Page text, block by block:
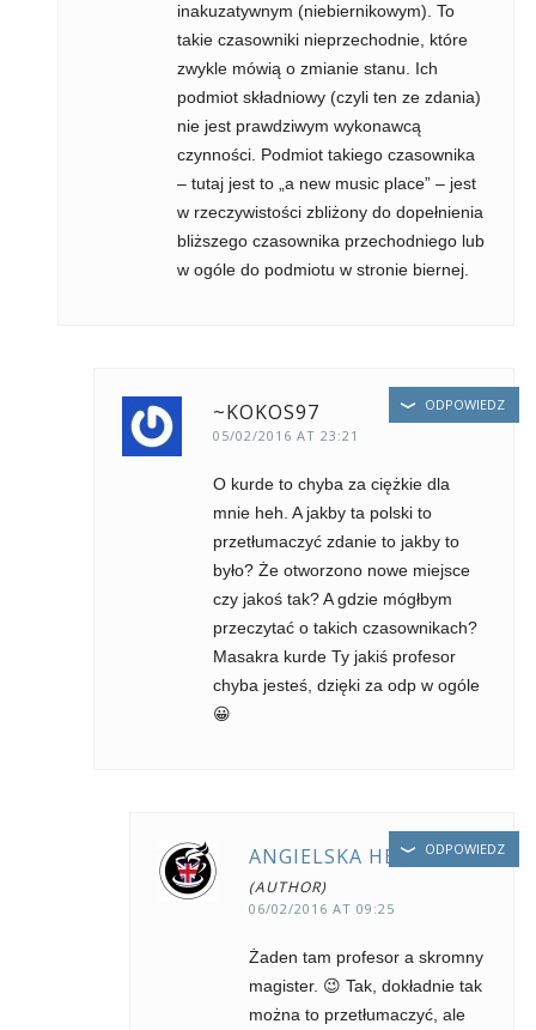
inakuzatywnym (niebiernikowym). To
takie czasowniki nieprzechodnie, które
zwykle mówią o zmianie stanu. Ich
podmiot składniowy (czyli ten ze zdania)
nie jest prawdziwym wykonawcą
czynności. Podmiot takiego czasownika
– tutaj jest to „a new music place” – jest
w rzeczywistości zbliżony do dopełnienia
bliższego czasownika przechodniego lub
w ogóle do podmiotu w stronie biernej.
~KOKOS97
05/02/2016 AT 23:21
O kurde to chyba za ciężkie dla
mnie heh. A jakby ta polski to
przetłumaczyć zdanie to jakby to
było? Że otworzono nowe miejsce
czy jakoś tak? A gdzie mógłbym
przeczytać o takich czasownikach?
Masakra kurde Ty jakiś profesor
chyba jesteś, dzięki za odp w ogóle
😀
ODPOWIEDZ
ANGIELSKA HERBATA
06/02/2016 AT 09:25
Żaden tam profesor a skromny
magister. 😉 Tak, dokładnie tak
można to przetłumaczyć, ale
ODPOWIEDZ